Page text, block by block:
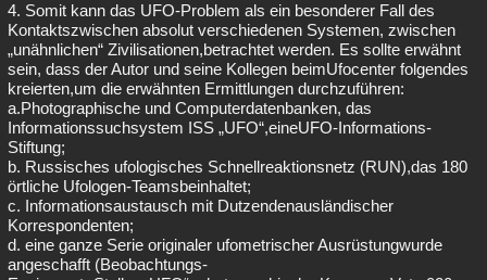
4. Somit kann das UFO-Problem als ein besonderer Fall des
Kontaktszwischen absolut verschiedenen Systemen, zwischen
„unähnlichen“ Zivilisationen,betrachtet werden. Es sollte erwähnt
sein, dass der Autor und seine Kollegen beimUfocenter folgendes
kreierten,um die erwähnten Ermittlungen durchzuführen:
a.Photographische und Computerdatenbanken, das
Informationssuchsystem ISS „UFO“,eineUFO-Informations-
Stiftung;
b. Russisches ufologisches Schnellreaktionsnetz (RUN),das 180
örtliche Ufologen-Teamsbeinhaltet;
c. Informationsaustausch mit Dutzendenausländischer
Korrespondenten;
d. eine ganze Serie originaler ufometrischer Ausrüstungwurde
angeschafft (Beobachtungs-